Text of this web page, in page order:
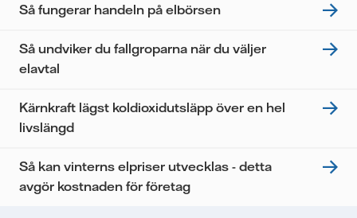
Så fungerar handeln på elbörsen
Så undviker du fallgroparna när du väljer
elavtal
Kärnkraft lägst koldioxidutsläpp över en hel
livslängd
Så kan vinterns elpriser utvecklas - detta
avgör kostnaden för företag